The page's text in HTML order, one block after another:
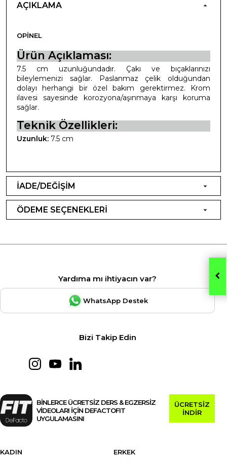
AÇIKLAMA
OPINEL
Ürün Açıklaması:
7.5 cm uzunluğundadır. Çakı ve bıçaklarınızı
bileylemenizi sağlar. Paslanmaz çelik olduğundan
dolayı herhangi bir özel bakım gerektirmez. Krom
ilavesi sayesinde korozyona/aşınmaya karşı koruma
sağlar.
Teknik Özellikleri:
Uzunluk: 7.5 cm
İADE/DEĞİŞİM
ÖDEME SEÇENEKLERİ
Yardıma mı ihtiyacın var?
WhatsApp Destek
Bizi Takip Edin
BİNLERCE ÜCRETSİZ DERS & EGZERSİZ
VİDEOLARI İÇİN DEFACTOFIT
UYGULAMASINI
ÜCRETSİZ
İNDİR
KADIN
ERKEK